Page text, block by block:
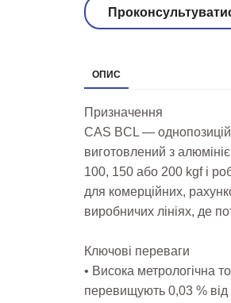
ОПИС
Призначення
CAS BCL —
виготовлений з
100, 150 або 200 kgf і
для комерційних,
виробничих лініях, де
Ключові переваги
• Висока метрологічна
перевищують 0,03 % від